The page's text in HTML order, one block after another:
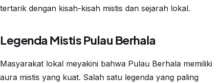
tertarik dengan kisah-kisah mistis dan sejarah lokal.
Legenda Mistis Pulau Berhala
Masyarakat lokal meyakini bahwa Pulau Berhala memiliki
aura mistis yang kuat. Salah satu legenda yang paling